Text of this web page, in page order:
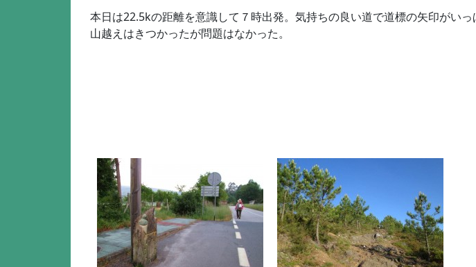
本日は22.5kの距離を意識して７時出発。気持ちの良い道で道標の矢印がい
山越えはきつかったが問題はなかった。